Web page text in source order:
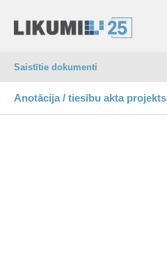
Saistītie dokumenti
Anotācija / tiesību akta projekts